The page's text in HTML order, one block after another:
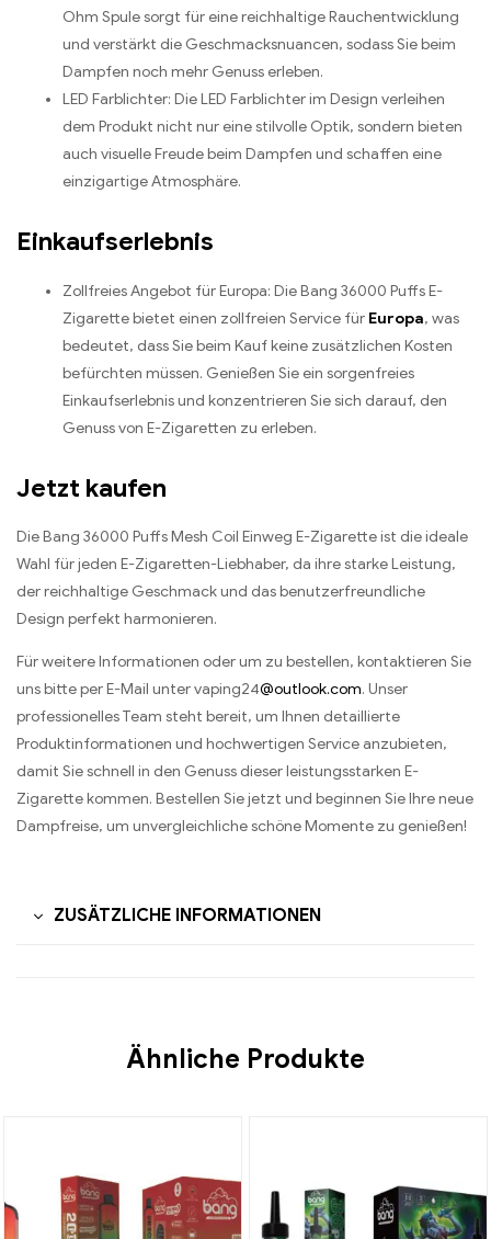
Ohm Spule sorgt für eine reichhaltige Rauchentwicklung
und verstärkt die Geschmacksnuancen, sodass Sie beim
Dampfen noch mehr Genuss erleben.
LED Farblichter: Die LED Farblichter im Design verleihen
dem Produkt nicht nur eine stilvolle Optik, sondern bieten
auch visuelle Freude beim Dampfen und schaffen eine
einzigartige Atmosphäre.
Einkaufserlebnis
Zollfreies Angebot für Europa: Die Bang 36000 Puffs E-
Zigarette bietet einen zollfreien Service für Europa, was
bedeutet, dass Sie beim Kauf keine zusätzlichen Kosten
befürchten müssen. Genießen Sie ein sorgenfreies
Einkaufserlebnis und konzentrieren Sie sich darauf, den
Genuss von E-Zigaretten zu erleben.
Jetzt kaufen
Die Bang 36000 Puffs Mesh Coil Einweg E-Zigarette ist die ideale
Wahl für jeden E-Zigaretten-Liebhaber, da ihre starke Leistung,
der reichhaltige Geschmack und das benutzerfreundliche
Design perfekt harmonieren.
Für weitere Informationen oder um zu bestellen, kontaktieren Sie
uns bitte per E-Mail unter vaping24@outlook.com. Unser
professionelles Team steht bereit, um Ihnen detaillierte
Produktinformationen und hochwertigen Service anzubieten,
damit Sie schnell in den Genuss dieser leistungsstarken E-
Zigarette kommen. Bestellen Sie jetzt und beginnen Sie Ihre neue
Dampfreise, um unvergleichliche schöne Momente zu genießen!
ZUSÄTZLICHE INFORMATIONEN
Ähnliche Produkte